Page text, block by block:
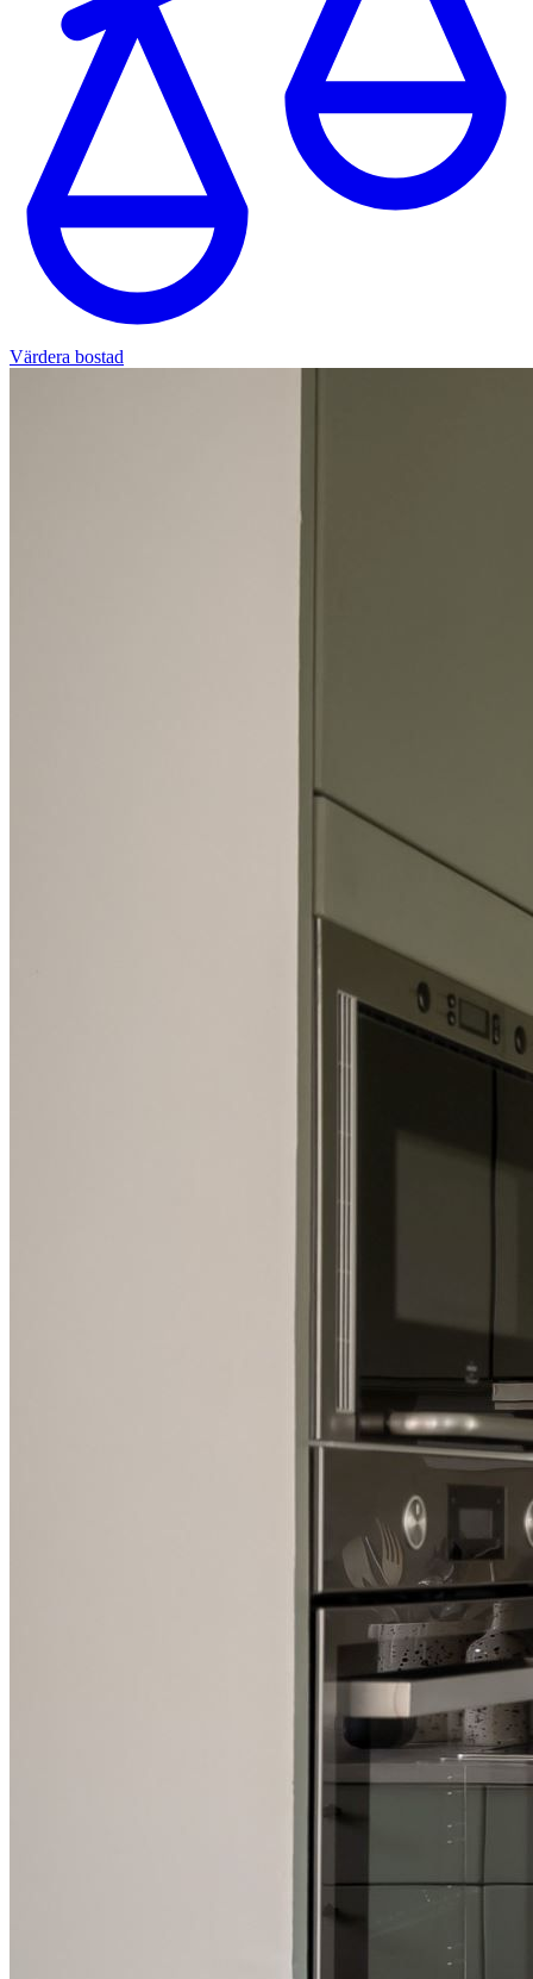
Värdera bostad